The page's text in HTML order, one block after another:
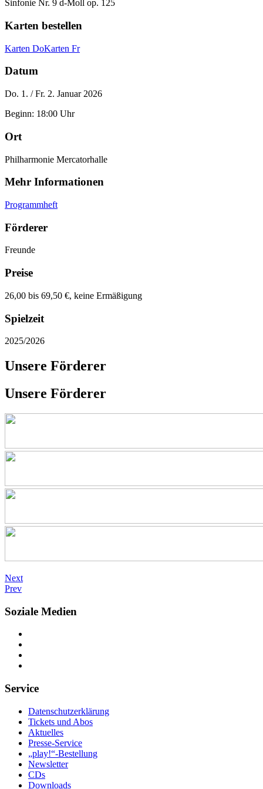
Sinfonie Nr. 9 d-Moll op. 125
Karten bestellen
Karten DoKarten Fr
Datum
Do. 1. / Fr. 2. Januar 2026
Beginn: 18:00 Uhr
Ort
Philharmonie Mercatorhalle
Mehr Informationen
Programmheft
Förderer
Freunde
Preise
26,00 bis 69,50 €, keine Ermäßigung
Spielzeit
2025/2026
Unsere Förderer
Unsere Förderer
Next
Prev
Soziale Medien
Service
Datenschutzerklärung
Tickets und Abos
Aktuelles
Presse-Service
„play!“-Bestellung
Newsletter
CDs
Downloads